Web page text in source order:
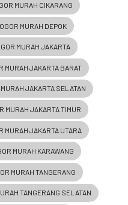
MURAH CIKARANG
MURAH DEPOK
MURAH JAKARTA
MURAH JAKARTA BARAT
JAKARTA SELATAN
MURAH JAKARTA TIMUR
MURAH JAKARTA UTARA
MURAH KARAWANG
MURAH TANGERANG
TANGERANG SELATAN